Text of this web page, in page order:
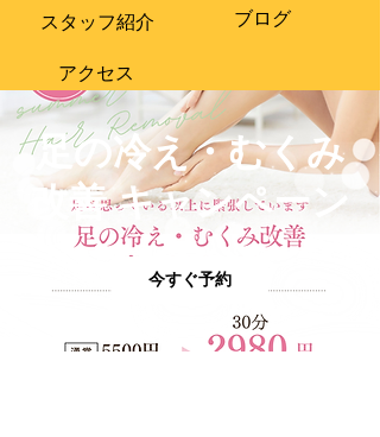
​スタッフ紹介 ブログ
​アクセス
足の冷え・むくみ
改善 キャンペーン
今すぐ予約